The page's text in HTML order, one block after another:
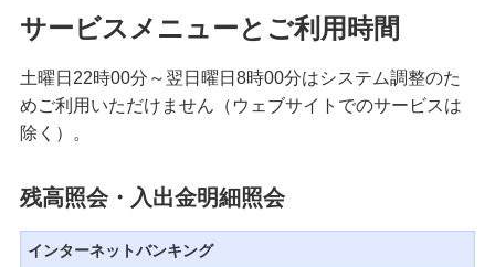
安心・安全のセキュリティ
みずほダイレクトご利用時間
平日早朝夜間・休日の振込限度額の適用時間
ご利用環境
規定
サービスメニューとご利用時間
土曜日22時00分～翌日曜日8時00分はシステム調整のた
めご利用いただけません（ウェブサイトでのサービスは
除く）。
残高照会・入出金明細照会
インターネットバンキング